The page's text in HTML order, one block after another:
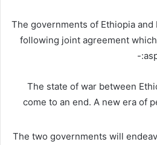
The governments of Ethiopia
following joint agreement
The state of war between
come to an end. A new era of
The two governments will